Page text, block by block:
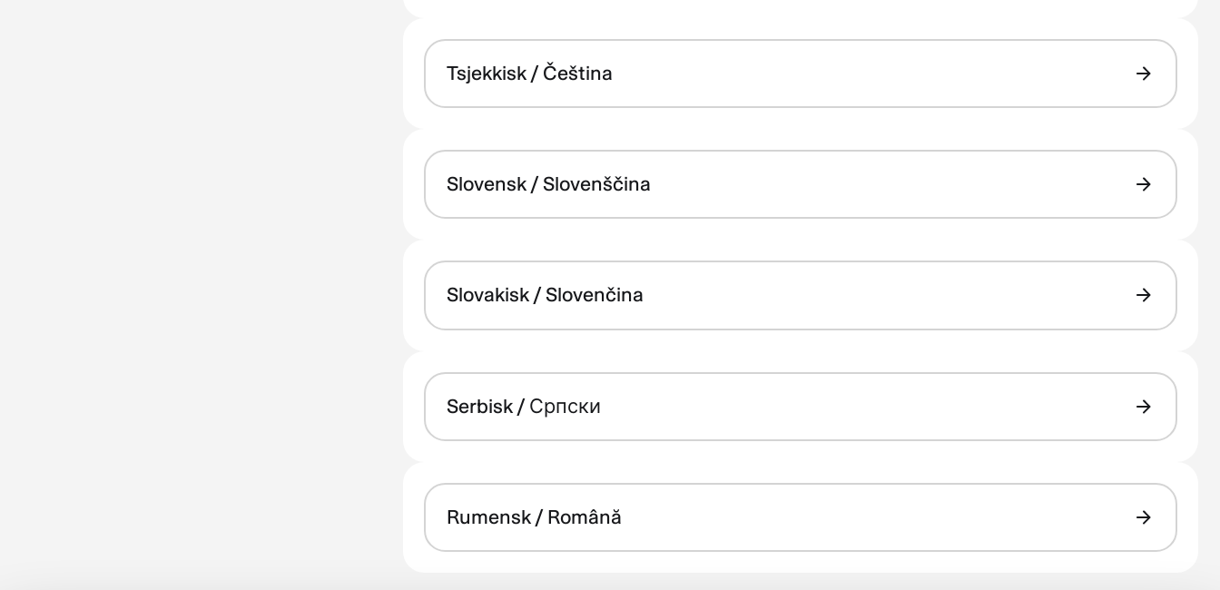
Tsjekkisk / Čeština
Slovensk / Slovenščina
Slovakisk / Slovenčina
Serbisk / Српски
Rumensk / Română